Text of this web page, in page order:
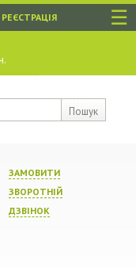
☰
Пошук
РЕЄСТРАЦІЯ
ЗАМОВИТИ
ЗВОРОТНIЙ
ДЗВIНОК